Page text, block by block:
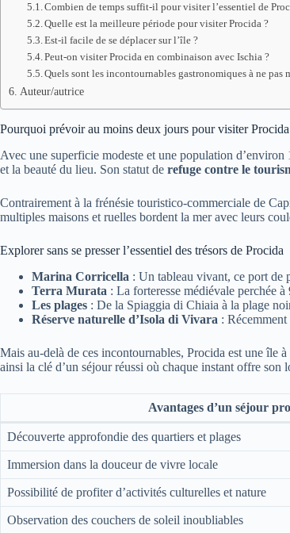
Combien de temps suffit-il pour visiter l’essentiel de
Quelle est la meilleure période pour visiter Procida ?
Est-il facile de se déplacer sur l’île ?
Peut-on visiter Procida en combinaison avec Ischia ?
Quels sont les incontournables gastronomiques à ne pas
Auteur/autrice
Pourquoi prévoir au moins deux jours pour visiter
Avec une superficie modeste et une population
et la beauté du lieu. Son statut de refuge contre le
Contrairement à la frénésie touristico-commerciale de
multiples maisons et ruelles bordent la mer avec leurs
Explorer sans se presser l’essentiel des trésors de Procida
Marina Corricella : Un tableau vivant, ce port de
Terra Murata : La forteresse médiévale perchée
Les plages : De la Spiaggia di Chiaia à la plage
Réserve naturelle d’Isola di Vivara :
Mais au-delà de ces incontournables, Procida est une île
ainsi la clé d’un séjour réussi où chaque instant offre son
Avantages d’un séjour
Découverte approfondie des quartiers et plages
Immersion dans la douceur de vivre locale
Possibilité de profiter d’activités culturelles et nature
Observation des couchers de soleil inoubliables